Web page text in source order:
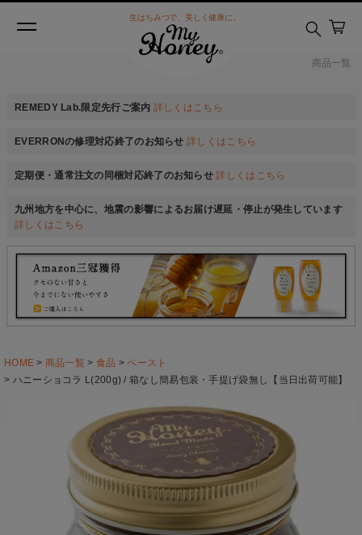
商品一覧
生はちみつで、美しく健康に。
REMEDY Lab.限定先行ご案内 詳しくはこちら
EVERRONの修理対応終了のお知らせ 詳しくはこちら
定期便・通常注文の同梱対応終了のお知らせ 詳しくはこちら
九州地方を中心に、地震の影響によるお届け遅延・停止が発生しています
詳しくはこちら
HOME 商品一覧 食品
ペースト
ハニーショコラ L(200g) / 箱なし簡易包装・手提げ袋無し【当日出荷可能】